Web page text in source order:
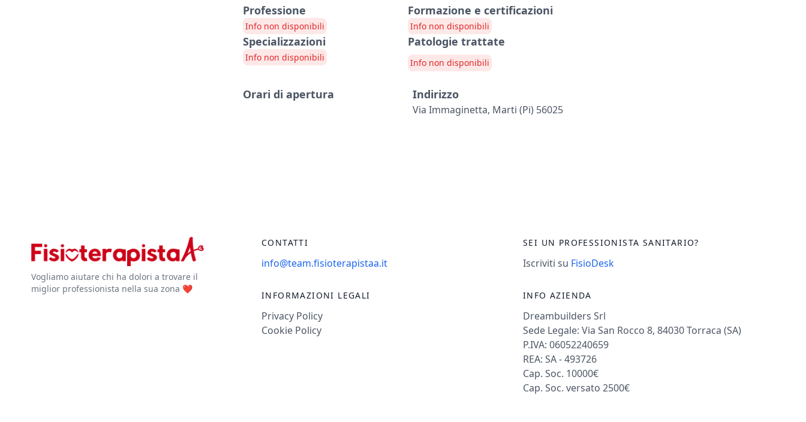
Professione
Info non disponibili
Specializzazioni
Info non disponibili
Formazione e certificazioni
Info non disponibili
Patologie trattate
Info non disponibili
Orari di apertura Indirizzo
Via Immaginetta, Marti (pi) 56025
Vogliamo aiutare chi ha dolori a trovare il
miglior professionista nella sua zona ❤️
CONTATTI
info@team.fisioterapistaa.it
INFORMAZIONI LEGALI
Privacy Policy
Cookie Policy
SEI UN PROFESSIONISTA SANITARIO?
Iscriviti su FisioDesk
INFO AZIENDA
Dreambuilders Srl
Sede Legale: Via San Rocco 8, 84030 Torraca (SA)
P.IVA: 06052240659
REA: SA - 493726
Cap. Soc. 10000€
Cap. Soc. versato 2500€